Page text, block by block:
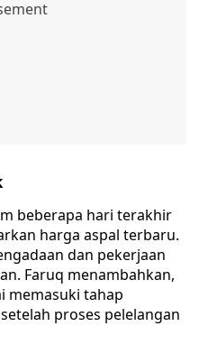
beberapa hari terakhir
harga aspal terbaru.
dan pekerjaan
Faruq menambahkan,
memasuki tahap
proses pelelangan